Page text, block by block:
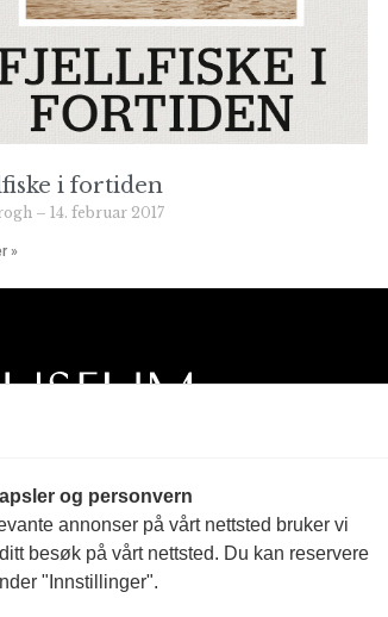
i fortiden
14. februar 2017
»
i Norsk tidsskriftforening og
av Kulturrådet og Norges
og personvern
annonser på vårt nettsted bruker vi
besøk på vårt nettsted. Du kan reservere
"Innstillinger".